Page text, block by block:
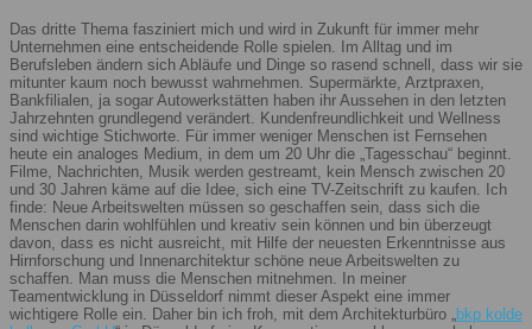
Das dritte Thema fasziniert mich und wird in Zukunft für immer mehr
Unternehmen eine entscheidende Rolle spielen. Im Alltag und im
Berufsleben ändern sich Abläufe und Dinge so rasend schnell, dass wir sie
mitunter kaum noch bewusst wahrnehmen. Supermärkte, Arztpraxen,
Bankfilialen, ja sogar Autowerkstätten haben ihr Aussehen in den letzten
Jahrzehnten grundlegend verändert. Kundenfreundlichkeit und Wellness
sind wichtige Stichworte. Für immer weniger Menschen ist Fernsehen
heute ein analoges Medium, in dem um 20 Uhr die „Tagesschau“ beginnt.
Filme, Nachrichten, Musik werden gestreamt, kein Mensch zwischen 20
und 30 Jahren käme auf die Idee, sich eine TV-Zeitschrift zu kaufen. Ich
finde: Neue Arbeitswelten müssen so geschaffen sein, dass sich die
Menschen darin wohlfühlen und kreativ sein können und bin überzeugt
davon, dass es nicht ausreicht, mit Hilfe der neuesten Erkenntnisse aus
Hirnforschung und Innenarchitektur schöne neue Arbeitswelten zu
schaffen. Man muss die Menschen mitnehmen. In meiner
Teamentwicklung in Düsseldorf nimmt dieser Aspekt eine immer
wichtigere Rolle ein. Daher bin ich froh, mit dem Architekturbüro „bkp kolde